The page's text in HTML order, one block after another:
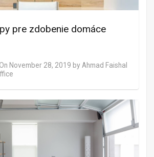
pre zdobenie domáce
November 28, 2019 by Ahmad Faishal